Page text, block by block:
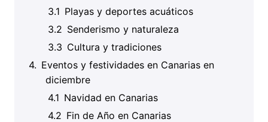
Playas y deportes acuáticos
Senderismo y naturaleza
Cultura y tradiciones
Eventos y festividades en Canarias en
diciembre
Navidad en Canarias
Fin de Año en Canarias